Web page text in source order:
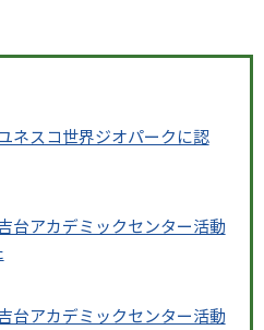
ネスコ世界ジオパークに認
台アカデミックセンター活動
台アカデミックセンター活動